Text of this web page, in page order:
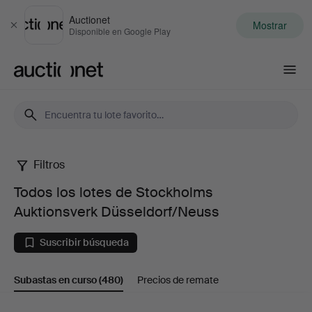
Cerrar
Auctionet
Disponible en Google Play Mostrar
Todos
los
lotes
de
Filtros
Todos los lotes de Stockholms
Auktionsverk Düsseldorf/Neuss
Suscribir búsqueda
Subastas en curso(480) Precios de remate